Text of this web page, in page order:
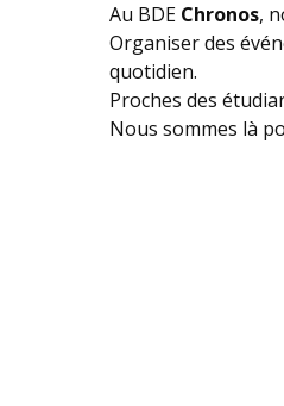
Au BDE Chronos,
Organiser des
quotidien.
Proches des
Nous sommes là